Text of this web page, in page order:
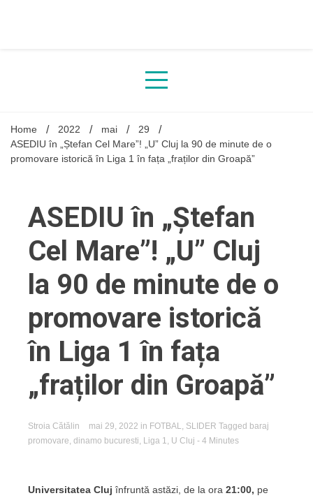
Home 2022 mai
29
ASEDIU în „Ștefan Cel Mare”! „U” Cluj la 90 de minute de o
promovare istorică în Liga 1 în fața „fraților din Groapă”
ASEDIU în „Ștefan
Cel Mare”! „U” Cluj
la 90 de minute de o
promovare istorică
în Liga 1 în fața
„fraților din Groapă”
Stroia Cătălin mai 29, 2022 in FOTBAL, SLIDER Tagged baraj
promovare, dinamo bucuresti, Liga 1, U Cluj - 4 Minutes
Universitatea Cluj înfruntă astăzi, de la ora 21:00, pe